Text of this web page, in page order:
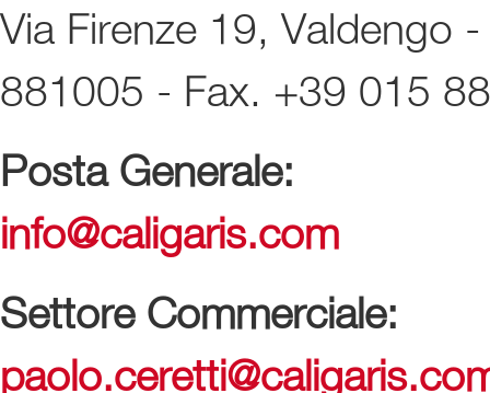
Via Firenze 19, Valdengo
881005 - Fax. +39 015
Posta Generale:
info@caligaris.com
Settore Commerciale:
paolo.ceretti@